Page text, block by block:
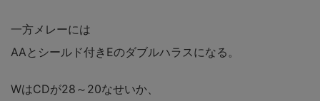
一方メレーには
AAとシールド付きEのダブルハラスになる。
WはCDが28～20なせいか、